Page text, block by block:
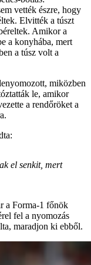
vették észre, hogy
Elvitték a túszt
Amikor a
a konyhába, mert
a túsz volt a
miközben
le, amikor
a rendőröket a
el senkit, mert
a Forma-1 főnök
fel a nyomozás
maradjon ki ebből.